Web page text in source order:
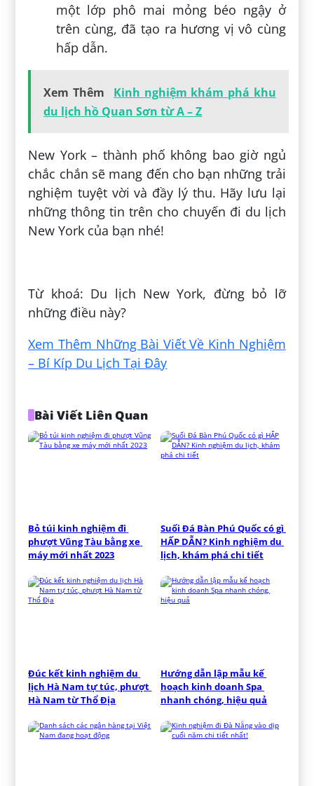
một lớp phô mai mỏng béo ngậy ở
trên cùng, đã tạo ra hương vị vô cùng
hấp dẫn.
Xem Thêm
Kinh nghiệm khám phá khu
du lịch hồ Quan Sơn từ A – Z
New York – thành phố không bao giờ ngủ
chắc chắn sẽ mang đến cho bạn những trải
nghiệm tuyệt vời và đầy lý thu. Hãy lưu lại
những thông tin trên cho chuyến đi du lịch
New York của bạn nhé!
Từ khoá: Du lịch New York, đừng bỏ lỡ
những điều này?
Xem Thêm Những Bài Viết Về Kinh Nghiệm
– Bí Kíp Du Lịch Tại Đây
Bài Viết Liên Quan
Bỏ túi kinh nghiệm đi
phượt Vũng Tàu bằng xe
máy mới nhất 2023
Suối Đá Bàn Phú Quốc có gì
HẤP DẪN? Kinh nghiệm du
lịch, khám phá chi tiết
Đúc kết kinh nghiệm du
lịch Hà Nam tự túc, phượt
Hà Nam từ Thổ Địa
Hướng dẫn lập mẫu kế
hoạch kinh doanh Spa
nhanh chóng, hiệu quả